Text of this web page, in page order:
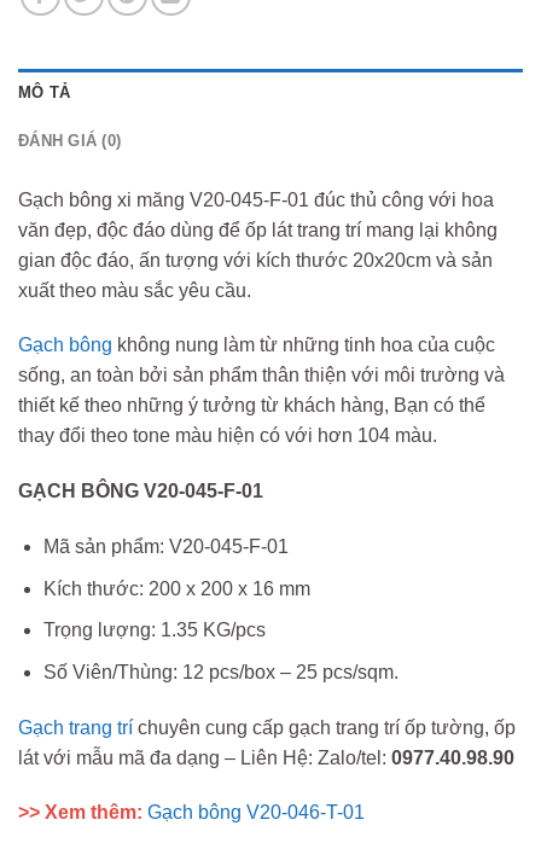
MÔ TẢ
ĐÁNH GIÁ (0)
Gạch bông xi măng V20-045-F-01 đúc thủ công với hoa
văn đẹp, độc đáo dùng để ốp lát trang trí mang lại không
gian độc đáo, ấn tượng với kích thước 20x20cm và sản
xuất theo màu sắc yêu cầu.
Gạch bông không nung làm từ những tinh hoa của cuộc
sống, an toàn bởi sản phẩm thân thiện với môi trường và
thiết kế theo những ý tưởng từ khách hàng, Bạn có thể
thay đổi theo tone màu hiện có với hơn 104 màu.
GẠCH BÔNG V20-045-F-01
Mã sản phẩm: V20-045-F-01
Kích thước: 200 x 200 x 16 mm
Trọng lượng: 1.35 KG/pcs
Số Viên/Thùng: 12 pcs/box – 25 pcs/sqm.
Gạch trang trí chuyên cung cấp gạch trang trí ốp tường, ốp
lát với mẫu mã đa dạng – Liên Hệ: Zalo/tel: 0977.40.98.90
>> Xem thêm: Gạch bông V20-046-T-01